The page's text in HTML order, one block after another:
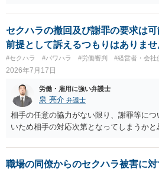
セクハラの撤回及び謝罪の要求は
前提として訴えるつもりはありませ
#セクハラ #パワハラ #労働審判 #経営者・会社
2026年7月17日
労働・雇用に強い弁護士
泉 亮介 弁護士
相手の任意の協力がない限り、謝罪等に
いため相手の対応次第となってしまうかと
職場の同僚からのセクハラ被害に